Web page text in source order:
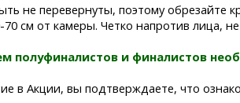
не перевернуты, поэтому обрезайте
70 см от камеры. Четко напротив лица, не
полуфиналистов и финалистов
в Акции, вы подтверждаете, что